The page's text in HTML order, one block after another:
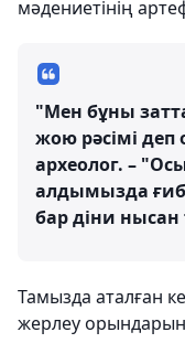
мәдениетінің
"Мен бұны
жою рәсімі
археолог. –
алдымызда
бар діни нысан
Тамызда аталған
жерлеу